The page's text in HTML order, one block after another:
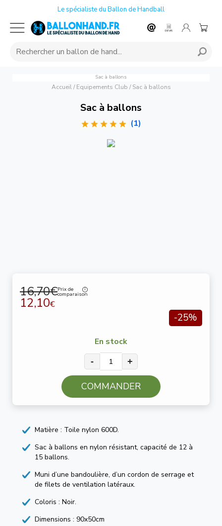
Le spécialiste du Ballon de Handball
Sac à ballons
Accueil/ Equipements Club / Sac à ballons
Sac à ballons
(1)
16,70€Prix de
comparaison
12,10€
-25%
En stock
- +
COMMANDER
Matière : Toile nylon 600D.
Sac à ballons en nylon résistant, capacité de 12 à
15 ballons.
Muni d’une bandoulière, d’un cordon de serrage et
de filets de ventilation latéraux.
Coloris : Noir.
Dimensions : 90x50cm